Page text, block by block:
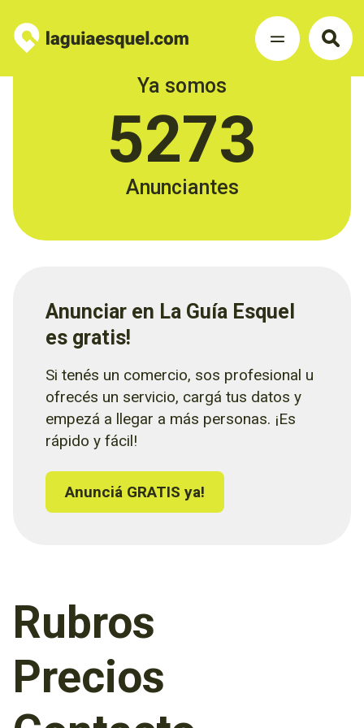
Ya somos
5273
Anunciantes
Anunciar en La Guía Esquel
es gratis!
Si tenés un comercio, sos profesional u
ofrecés un servicio, cargá tus datos y
empezá a llegar a más personas. ¡Es
rápido y fácil!
Anunciá GRATIS ya!
Rubros
Precios